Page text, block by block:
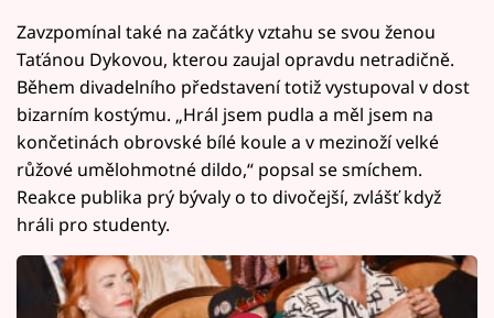
Zavzpomínal také na začátky vztahu se svou ženou
Taťánou Dykovou, kterou zaujal opravdu netradičně.
Během divadelního představení totiž vystupoval v dost
bizarním kostýmu. „Hrál jsem pudla a měl jsem na
končetinách obrovské bílé koule a v mezinoží velké
růžové umělohmotné dildo,“ popsal se smíchem.
Reakce publika prý bývaly o to divočejší, zvlášť když
hráli pro studenty.